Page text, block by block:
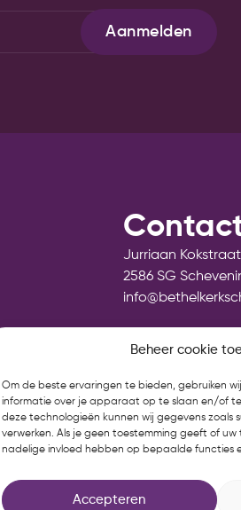
Beheer cookie
Om de beste ervaringen te bieden, gebruiken
informatie over je apparaat op te slaan en/of
deze technologieën kunnen wij gegevens zoals
verwerken. Als je geen toestemming geeft of
nadelige invloed hebben op bepaalde functies
Accepteren
Aanmelden
Jurriaan Kokstraat
2586 SG